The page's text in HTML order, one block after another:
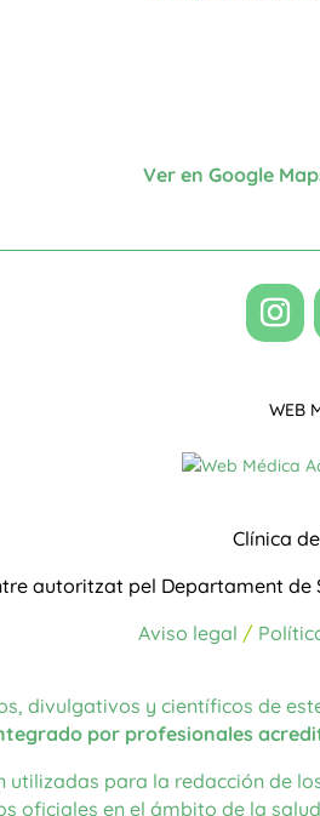
Ver en Google
WEB
Clínica
autoritzat pel Departament de
Aviso legal /
divulgativos y científicos de
por profesionales
utilizadas para la redacción de
oficiales en el ámbito de la